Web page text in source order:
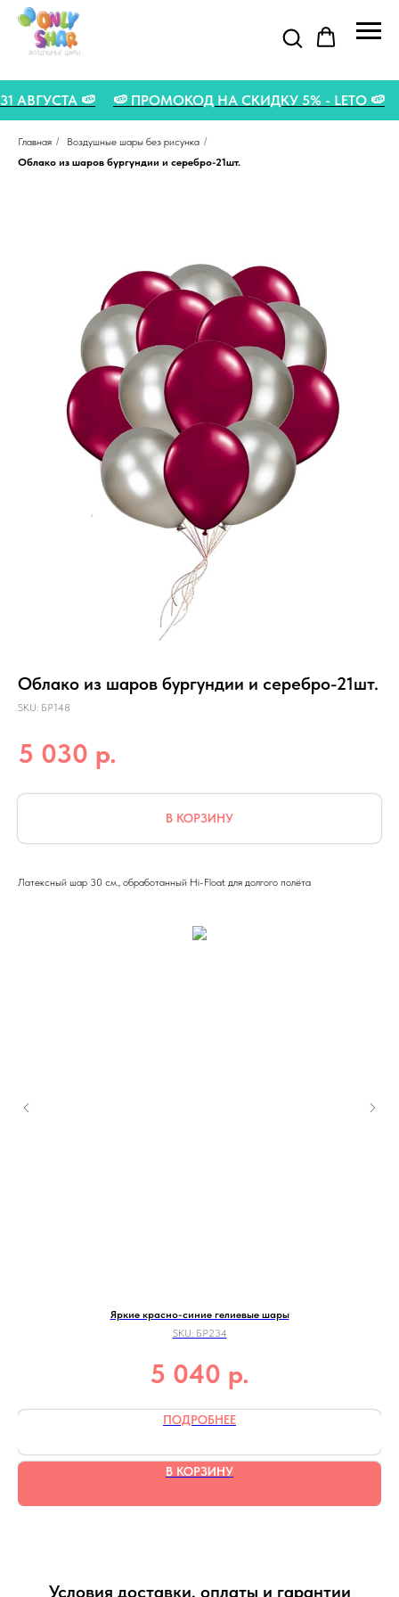
АВГУСТА 🍉 🍉 ПРОМОКОД НА СКИДКУ 5% - LETO 🍉
Главная / Воздушные шары без рисунка /
Облако из шаров бургундии и серебро-21шт.
Облако из шаров бургундии и серебро-21шт.
SKU: БР148
5 030 р.
В КОРЗИНУ
Латексный шар 30 см., обработанный Hi-Float для долгого полёта
Яркие красно-синие гелиевые шары
SKU: БР234
5 040 р.
ПОДРОБНЕЕ
В КОРЗИНУ
Условия доставки, оплаты и гарантии